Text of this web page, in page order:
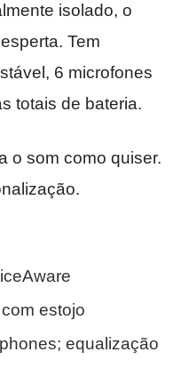
isolado, o
Tem
6 microfones
totais de bateria.
o som como quiser.
estojo
equalização